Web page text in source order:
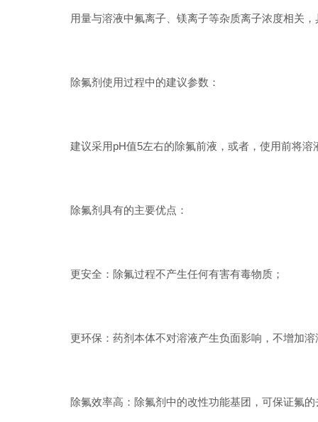
用量与溶液中氟离子、镁离子等杂质离子浓度相关，
除氟剂使用过程中的建议参数：
建议采用pH值5左右的除氟前液，或者，使用前将溶
除氟剂具有的主要优点：
更安全：除氟过程不产生任何有害有毒物质；
更环保：药剂本体不对溶液产生负面影响，不增加溶
除氟效率高：除氟剂中的改性功能基团，可保证氟的